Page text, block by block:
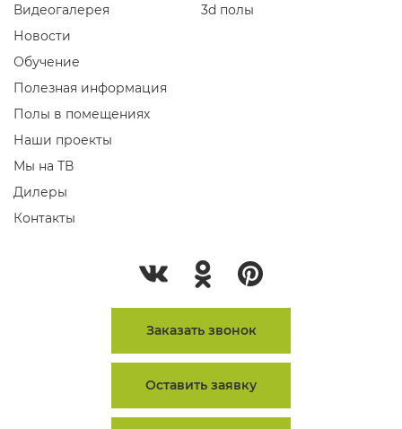
Видеогалерея
Новости
Обучение
Полезная информация
Полы в помещениях
Наши проекты
Мы на ТВ
Дилеры
Контакты
3d полы
Заказать звонок
Оставить заявку